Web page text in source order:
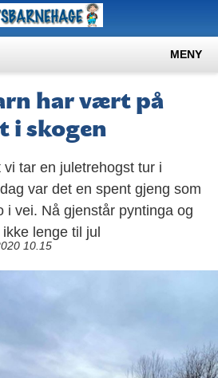
MENY
har vært på
i skogen
tar en juletrehogst tur i
var det en spent gjeng som
i vei. Nå gjenstår pyntinga og
lenge til jul
10.15